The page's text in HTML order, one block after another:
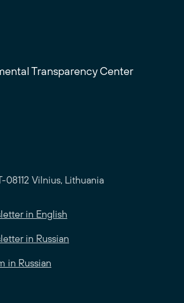
Transparency Center
08112 Vilnius, Lithuania
in English
in Russian
in Russian